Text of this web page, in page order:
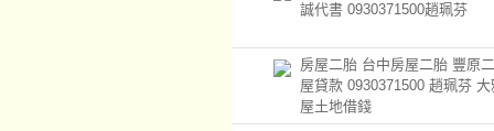
誠代書 0930371500趙珮芬
房屋二胎 台中房屋二胎 豐原
屋貸款 0930371500 趙珮芬
屋土地借錢